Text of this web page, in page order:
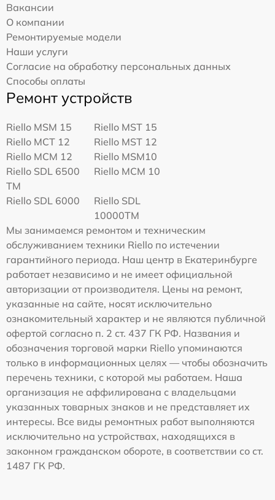
Вакансии
О компании
Ремонтируемые модели
Наши услуги
Согласие на обработку персональных данных
Способы оплаты
Ремонт устройств
Riello MSM 15
Riello MST 15
Riello MCT 12
Riello MST 12
Riello MCM 12
Riello MSM10
Riello SDL 6500
TM
Riello MCM 10
Riello SDL 6000
Riello SDL
10000TM
Мы занимаемся ремонтом и техническим
обслуживанием техники Riello по истечении
гарантийного периода. Наш центр в Екатеринбурге
работает независимо и не имеет официальной
авторизации от производителя. Цены на ремонт,
указанные на сайте, носят исключительно
ознакомительный характер и не являются публичной
офертой согласно п. 2 ст. 437 ГК РФ. Названия и
обозначения торговой марки Riello упоминаются
только в информационных целях — чтобы обозначить
перечень техники, с которой мы работаем. Наша
организация не аффилирована с владельцами
указанных товарных знаков и не представляет их
интересы. Все виды ремонтных работ выполняются
исключительно на устройствах, находящихся в
законном гражданском обороте, в соответствии со ст.
1487 ГК РФ.